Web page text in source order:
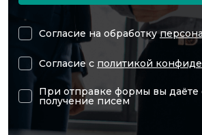
Согласие на обработку
Согласие с политикой
При отправке формы вы даёте
получение писем